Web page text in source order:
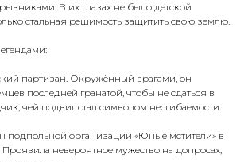
В их глазах не было детской
стальная решимость защитить свою землю.
партизан. Окружённый врагами, он
последней гранатой, чтобы не сдаться в
чей подвиг стал символом несгибаемости.
подпольной организации «Юные мстители» в
Проявила невероятное мужество на допросах,